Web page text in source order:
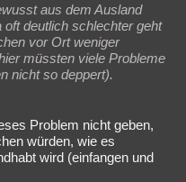
aus dem Ausland
oft deutlich schlechter geht
vor Ort weniger
müssten viele Probleme
nicht so deppert).
Problem nicht geben,
würden, wie es
wird (einfangen und